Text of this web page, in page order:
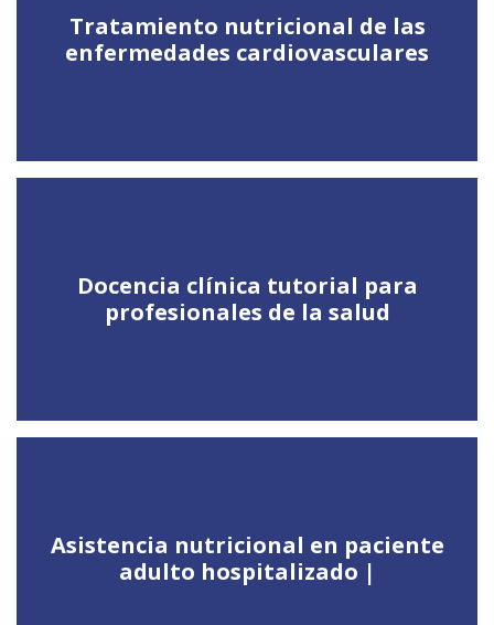
Tratamiento nutricional de las
enfermedades cardiovasculares
Docencia clínica tutorial para
profesionales de la salud
Asistencia nutricional en paciente
adulto hospitalizado |